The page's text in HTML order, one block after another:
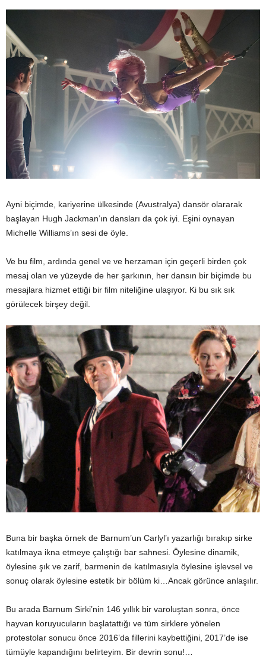
Ayni biçimde, kariyerine ülkesinde (Avustralya) dansör olararak
başlayan Hugh Jackman’ın dansları da çok iyi. Eşini oynayan
Michelle Williams’ın sesi de öyle.
Ve bu film, ardında genel ve ve herzaman için geçerli birden çok
mesaj olan ve yüzeyde de her şarkının, her dansın bir biçimde bu
mesajlara hizmet ettiği bir film niteliğine ulaşıyor. Ki bu sık sık
görülecek birşey değil.
Buna bir başka örnek de Barnum’un Carlyl’ı yazarlığı bırakıp sirke
katılmaya ikna etmeye çalıştığı bar sahnesi. Öylesine dinamik,
öylesine şık ve zarif, barmenin de katılmasıyla öylesine işlevsel ve
sonuç olarak öylesine estetik bir bölüm ki…Ancak görünce anlaşılır.
Bu arada Barnum Sirki’nin 146 yıllık bir varoluştan sonra, önce
hayvan koruyucuların başlatattığı ve tüm sirklere yönelen
protestolar sonucu önce 2016’da fillerini kaybettiğini, 2017’de ise
tümüyle kapandığını belirteyim. Bir devrin sonu!…